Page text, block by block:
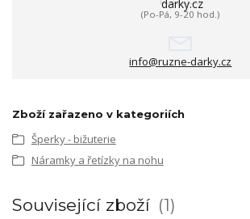
(Po-Pá, 9-20 hod.)
info@ruzne-darky.cz
Zboží zařazeno v kategoriích
Šperky - bižuterie
Náramky a řetízky na nohu
Související zboží 1